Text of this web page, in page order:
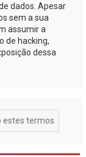
dados. Apesar
sem a sua
assumir a
de hacking,
dessa